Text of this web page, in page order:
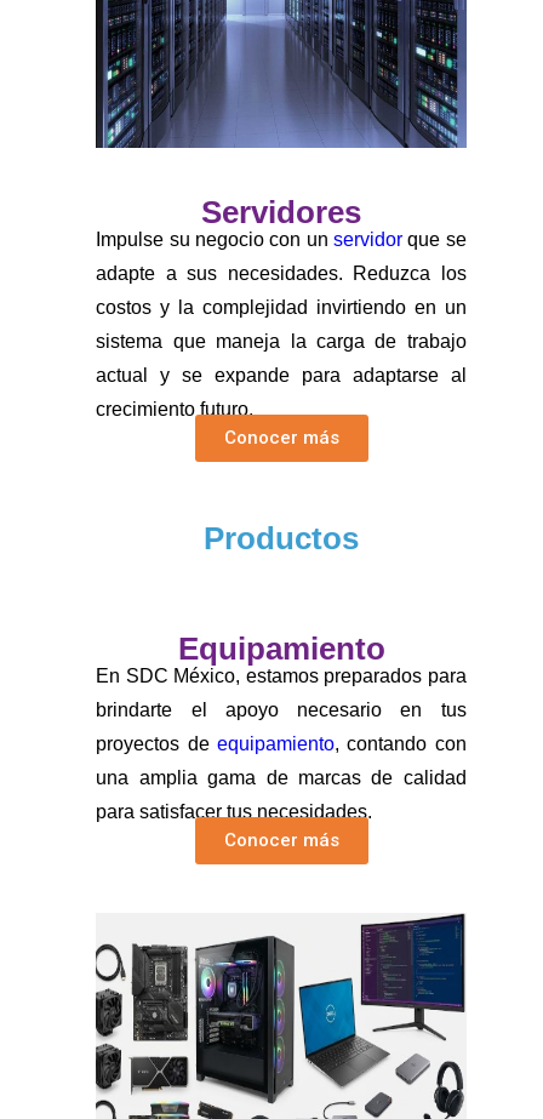
Servidores
Impulse su negocio con unservidor que se
adapte a sus necesidades. Reduzca los
costos y la complejidad invirtiendo en un
sistema que maneja la carga de trabajo
actual y se expande para adaptarse al
crecimiento futuro.
Conocer más
Productos
Equipamiento
En SDC México, estamos preparados para
brindarte el apoyo necesario en tus
proyectos de equipamiento, contando con
una amplia gama de marcas de calidad
para satisfacer tus necesidades.
Conocer más